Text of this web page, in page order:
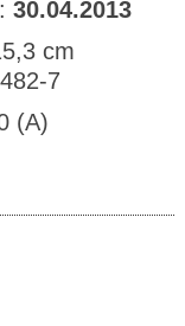
30.04.2013
cm
7
(A)